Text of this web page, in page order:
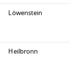
Löwenstein
Heilbronn